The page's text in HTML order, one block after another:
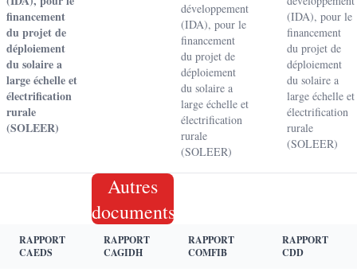
financement
du projet de
déploiement
du solaire a
large échelle et
électrification
rurale
(SOLEER)
développement
(IDA), pour le
financement
du projet de
déploiement
du solaire a
large échelle et
électrification
rurale
(SOLEER)
(IDA), pour le
financement
du projet de
déploiement
du solaire a
large échelle et
électrification
rurale
(SOLEER)
Autres
documents
RAPPORT
CAEDS
RAPPORT
CAGIDH
RAPPORT
COMFIB
RAPPORT
CDD